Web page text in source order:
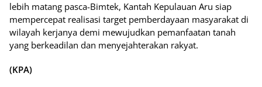
lebih matang pasca-Bimtek, Kantah Kepulauan Aru siap
mempercepat realisasi target pemberdayaan masyarakat di
wilayah kerjanya demi mewujudkan pemanfaatan tanah
yang berkeadilan dan menyejahterakan rakyat.
(KPA)